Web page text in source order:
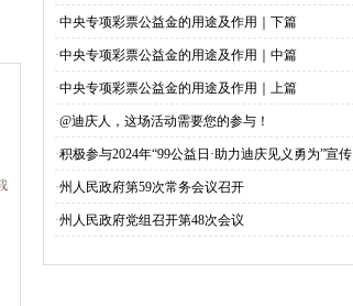
·中央专项彩票公益金的用途及作用｜下篇
·中央专项彩票公益金的用途及作用｜中篇
·中央专项彩票公益金的用途及作用｜上篇
·@迪庆人，这场活动需要您的参与！
·积极参与2024年“99公益日·助力迪庆见义勇为”宣传
募捐活动倡议书
·州人民政府第59次常务会议召开
·州人民政府党组召开第48次会议